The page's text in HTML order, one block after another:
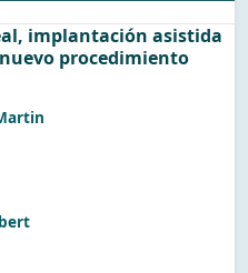
implantación asistida
procedimiento
Med. Heike Martin
Neubert